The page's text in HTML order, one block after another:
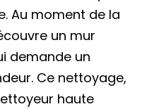
Au moment de la
un mur
demande un
Ce nettoyage,
haute